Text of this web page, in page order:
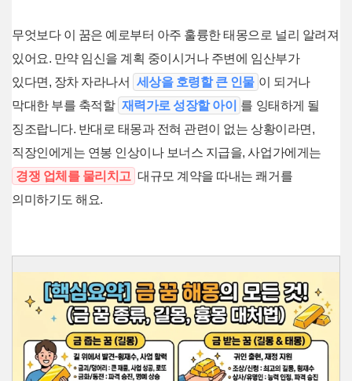
무엇보다 이 꿈은 예로부터 아주 훌륭한 태몽으로 널리 알려져
있어요. 만약 임신을 계획 중이시거나 주변에 임산부가
있다면, 장차 자라나서
세상을 호령할 큰 인물 이 되거나
막대한 부를 축적할 재력가로 성장할 아이
를 잉태하게 될
징조랍니다. 반대로 태몽과 전혀 관련이 없는 상황이라면,
직장인에게는 연봉 인상이나 보너스 지급을, 사업가에게는
경쟁 업체를 물리치고 대규모 계약을 따내는 쾌거를
의미하기도 해요.